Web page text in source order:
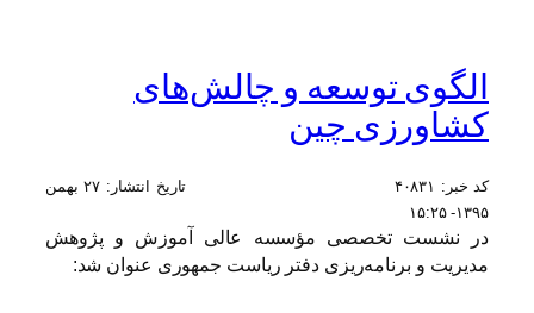
الگوی توسعه و چالش‌های
کشاورزی چین
کد خبر: ۴۰۸۳۱ تاریخ انتشار:
۲۷ بهمن
۱۳۹۵- ۱۵:۲۵
در نشست تخصصی مؤسسه عالی آموزش و پژوهش
مدیریت و برنامه‌ریزی دفتر ریاست جمهوری عنوان شد: